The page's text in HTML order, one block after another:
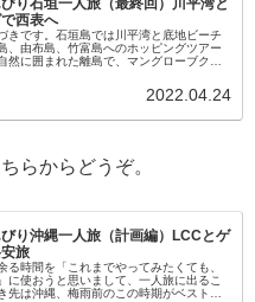
西表へ
きです。石垣島では川平湾と底地ビーチ
、由布島、竹富島へのホッピングツアー
然に囲まれた離島で、マングローブクロ
三線の音色とともにゆっくりとした時間
2022.04.24
らからどうぞ。
びり沖縄一人旅（計画編）LCCとゲ
旅
る時間を「これまでやってみたくても、
に使おうと思いまして、一人旅に出るこ
先は沖縄、梅雨前のこの時期がベストシ